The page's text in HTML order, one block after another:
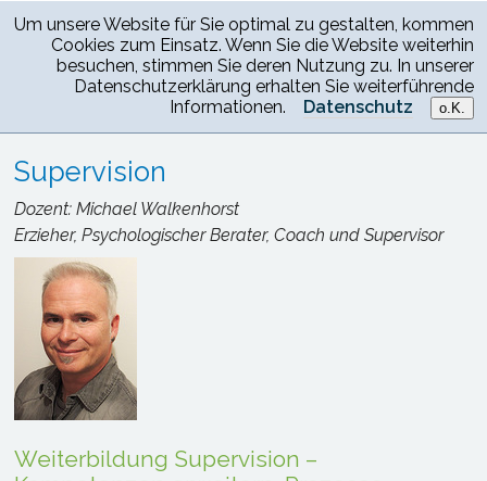
Fortbildungen> Supervision
Supervision
Dozent: Michael Walkenhorst
Erzieher, Psychologischer Berater, Coach und Supervisor
Weiterbildung Supervision –
Um unsere Website für Sie optimal zu gestalten, kommen
Cookies zum Einsatz. Wenn Sie die Website weiterhin
besuchen, stimmen Sie deren Nutzung zu. In unserer
Datenschutzerklärung erhalten Sie weiterführende
Informationen.
Datenschutz o.K.